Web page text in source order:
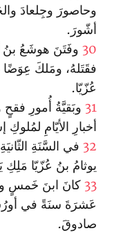
وحاصورَ وجِلعادَ
أشّورَ.
30 وفَتَنَ هوشَعُ بنُ
فقَتَلهُ، ومَلكَ عِوَضًا
عُزّيّا.
31 وبَقيَّةُ أُمورِ
أخبارِ الأيّامِ لمُلوكِ
32 في السَّنَةِ
يوثامُ بنُ عُزّيّا مَلِكِ
33 كانَ ابنَ خَمسٍ
عَشرَةَ سنَةً في
صادوقَ.